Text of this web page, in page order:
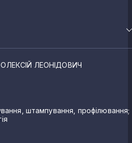
ЛЕОНІДОВИЧ
штампування, профілювання;